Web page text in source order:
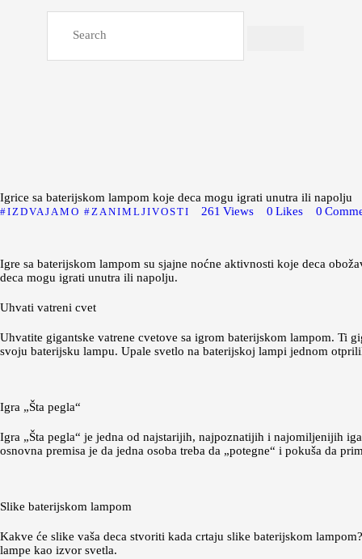
Igrice sa baterijskom lampom koje deca mogu igrati unutra ili napolju
IZDVAJAMO ZANIMLJIVOSTI 261 Views 0 Likes 0
Igre sa baterijskom lampom su sjajne noćne aktivnosti koje deca
deca mogu igrati unutra ili napolju.
Uhvati vatreni cvet
Uhvatite gigantske vatrene cvetove sa igrom baterijskom lampom. Ti
svoju baterijsku lampu. Upale svetlo na baterijskoj lampi jednom
Igra „Šta pegla“
Igra „Šta pegla“ je jedna od najstarijih, najpoznatijih i najomiljenijih
osnovna premisa je da jedna osoba treba da „potegne“ i pokuša da
Slike baterijskom lampom
Kakve će slike vaša deca stvoriti kada crtaju slike baterijskom
lampe kao izvor svetla.